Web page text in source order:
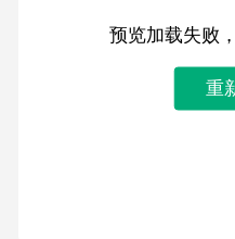
预览加载失败
重